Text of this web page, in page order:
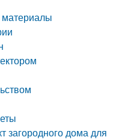
материалы
загородного дома для